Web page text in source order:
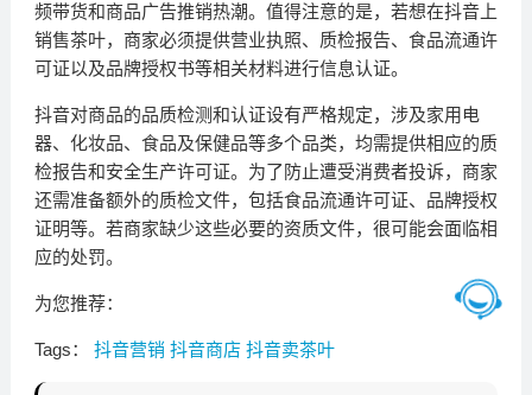
频带货和商品广告推销热潮。值得注意的是，若想在抖音上
销售茶叶，商家必须提供营业执照、质检报告、食品流通许
可证以及品牌授权书等相关材料进行信息认证。
抖音对商品的品质检测和认证设有严格规定，涉及家用电
器、化妆品、食品及保健品等多个品类，均需提供相应的质
检报告和安全生产许可证。为了防止遭受消费者投诉，商家
还需准备额外的质检文件，包括食品流通许可证、品牌授权
证明等。若商家缺少这些必要的资质文件，很可能会面临相
应的处罚。
为您推荐：
Tags： 抖音营销 抖音商店 抖音卖茶叶